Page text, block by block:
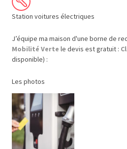
Station voitures électriques
J’équipe ma maison d'une borne de
Mobilité Verte le devis est gratuit :
disponible) :
Les photos